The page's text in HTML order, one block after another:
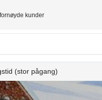
kunder
(stor pågang)